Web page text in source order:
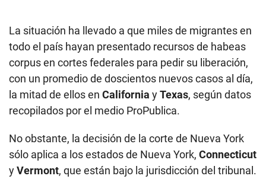
La situación ha llevado a que miles de migrantes en
todo el país hayan presentado recursos de habeas
corpus en cortes federales para pedir su liberación,
con un promedio de doscientos nuevos casos al día,
la mitad de ellos en California yTexas, según datos
recopilados por el medio ProPublica.
No obstante, la decisión de la corte de Nueva York
sólo aplica a los estados de Nueva York, Connecticut
yVermont, que están bajo la jurisdicción del tribunal.